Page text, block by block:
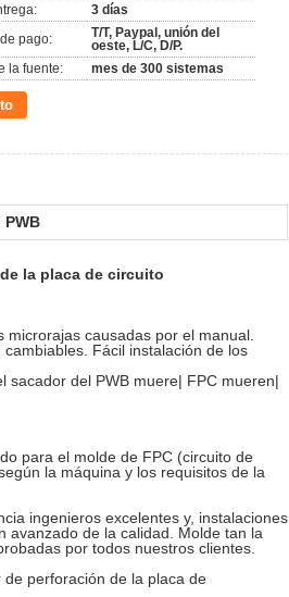
3 días
pago:
T/T, Paypal, unión del
oeste, L/C, D/P.
la fuente:
mes de 300 sistemas
la placa de circuito
causadas por el manual.
Fácil instalación de los
sacador del PWB muere| FPC mueren|
para el molde de FPC (circuito de
la máquina y los requisitos de la
ingenieros excelentes y, instalaciones
avanzado de la calidad. Molde tan la
por todos nuestros clientes.